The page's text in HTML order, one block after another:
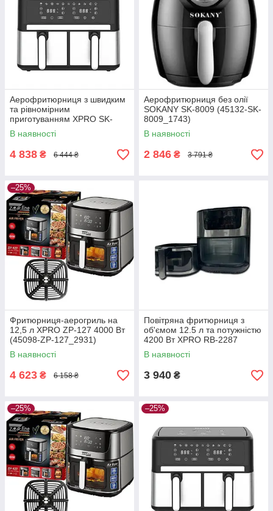
Аерофритюрниця з швидким
та рівномірним
приготуванням XPRO SK-
10041 (45131-SK-
10041_3124)
В наявності
4 838 ₴ 6 444 ₴
Аерофритюрниця без олії
SOKANY SK-8009 (45132-SK-
8009_1743)
В наявності
2 846 ₴ 3 791 ₴
–25%
Фритюрниця-аерогриль на
12,5 л XPRO ZP-127 4000 Вт
(45098-ZP-127_2931)
В наявності
4 623 ₴ 6 158 ₴
Повітряна фритюрниця з
об'ємом 12.5 л та потужністю
4200 Вт XPRO RB-2287
(44994-RB-2287_2437)
В наявності
3 940 ₴
–25% –25%